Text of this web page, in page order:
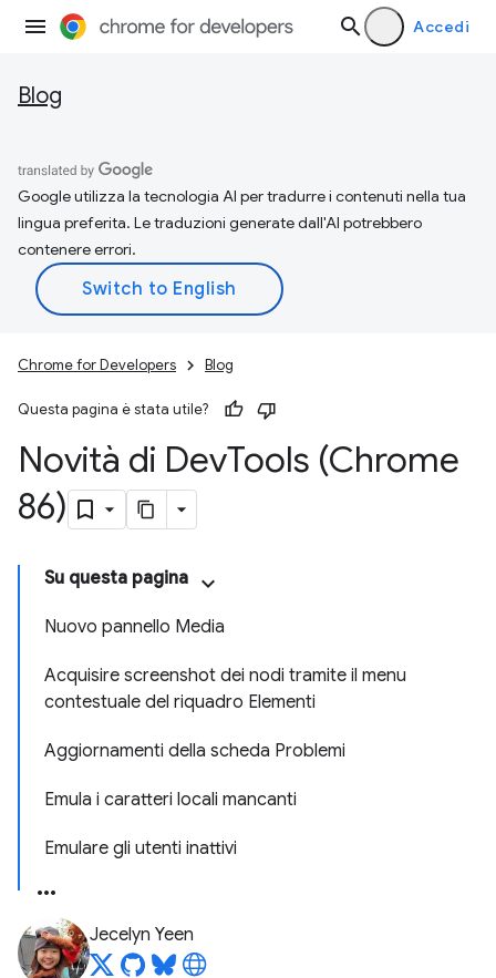
Accedi
Blog
Google utilizza la tecnologia AI per tradurre i contenuti nella tua
lingua preferita. Le traduzioni generate dall'AI potrebbero
contenere errori.
Chrome for Developers Blog
Questa pagina è stata utile?
Novità di DevTools (Chrome
86)
Su questa pagina
Nuovo pannello Media
Acquisire screenshot dei nodi tramite il menu
contestuale del riquadro Elementi
Aggiornamenti della scheda Problemi
Emula i caratteri locali mancanti
Emulare gli utenti inattivi
Jecelyn Yeen